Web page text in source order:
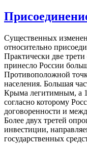
Существенных
относительно
Практически две
принесло России
Противоположной
населения. Большая
Крыма легитимным, а
согласно которому
договоренности и
Более двух третей
инвестиции,
государственных